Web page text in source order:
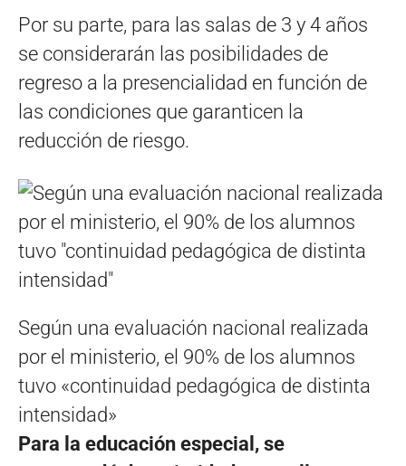
Por su parte, para las salas de 3 y 4 años
se considerarán las posibilidades de
regreso a la presencialidad en función de
las condiciones que garanticen la
reducción de riesgo.
Según una evaluación nacional realizada
por el ministerio, el 90% de los alumnos
tuvo «continuidad pedagógica de distinta
intensidad»
Para la educación especial, se